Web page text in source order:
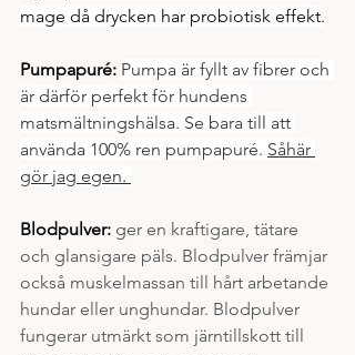
mage då drycken har probiotisk effekt.
Pumpapuré: Pumpa är fyllt av fibrer och
är därför perfekt för hundens
matsmältningshälsa. Se bara till att
använda 100% ren pumpapuré. Såhär
gör jag egen.
Blodpulver: ger en kraftigare, tätare
och glansigare päls. Blodpulver främjar
också muskelmassan till hårt arbetande
hundar eller unghundar. Blodpulver
fungerar utmärkt som järntillskott till